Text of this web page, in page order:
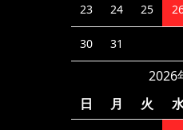
23 24 25
30 31
2026
日
月 火